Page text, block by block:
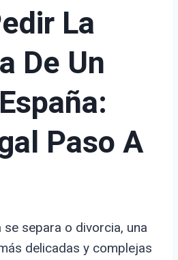
La
De Un
Paso A
se separa o divorcia, una
delicadas y complejas